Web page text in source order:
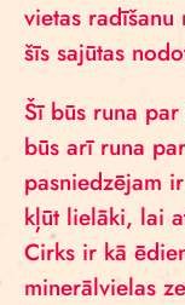
vietas radīšanu
šīs sajūtas
Šī būs runa
būs arī runa
pasniedzējam
kļūt lielāki, lai
Cirks ir kā
minerālvielas